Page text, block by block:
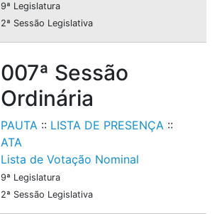
9ª Legislatura
2ª Sessão Legislativa
007ª Sessão
Ordinária
PAUTA:: LISTA DE PRESENÇA::
ATA
Lista de Votação Nominal
9ª Legislatura
2ª Sessão Legislativa